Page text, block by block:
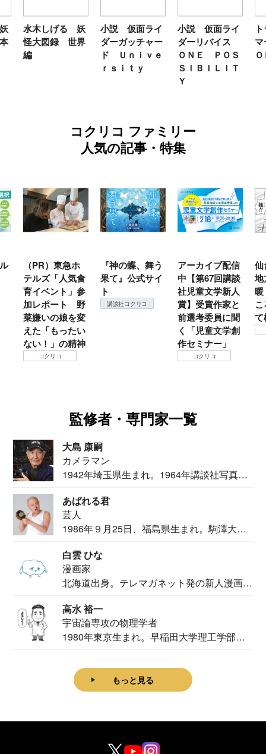
水木しげる 妖
怪大図録 世界
編
小説 仮面ライ
ダーガッチャー
ド Ｕｎｉｖｅ
ｒｓｉｔｙ
小説 仮面ライ
ダーリバイス
ＯＮＥ ＰＯＳ
ＳＩＢＩＬＩＴ
Ｙ
コクリコ ファミリー
人気の記事・特集
（PR）東急ホ
テルズ「人気食
育イベント」参
加レポート 野
菜嫌いの娘を変
えた「もったい
ない！」の精神
コクリコ
『神の蝶、舞う
果て』公式サイ
ト
講談社コクリコ
アーカイブ配信
中【第67回講談
社児童文学新人
賞】受賞作家と
前選考委員に聞
く「児童文学創
作セミナー」
コクリコ
仙
地
て
監修者・専門家一覧
大島 康嗣
カメラマン
1942年埼玉県生まれ。1964年講談社写真部
あばれる君
芸人
1986年９月25日、福島県生まれ。駒澤大学
白雲 ひな
漫画家
北海道出身。テレマガネット発の新人漫画
高水 裕一
宇宙論専攻の物理学者
1980年東京生まれ。早稲田大学理工学部物
もっと見る